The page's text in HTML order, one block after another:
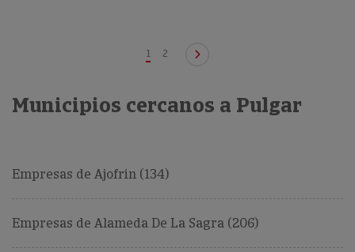
1 2
Municipios cercanos a Pulgar
Empresas de Ajofrin (134)
Empresas de Alameda De La Sagra (206)